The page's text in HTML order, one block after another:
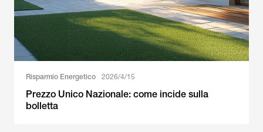
Risparmio Energetico 2026/4/15
Prezzo Unico Nazionale: come incide sulla
bolletta